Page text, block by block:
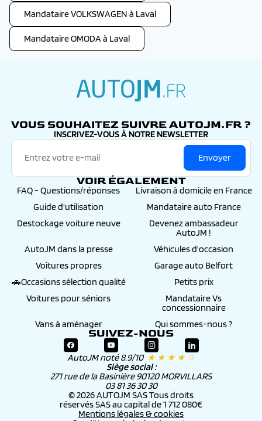
Mandataire VOLKSWAGEN à Laval
Mandataire OMODA à Laval
VOUS SOUHAITEZ SUIVRE AUTOJM.FR ?
INSCRIVEZ-VOUS À NOTRE NEWSLETTER
Envoyer
VOIR ÉGALEMENT
FAQ - Questions/réponses
Livraison à domicile en France
Guide d'utilisation
Mandataire auto France
Destockage voiture neuve
Devenez ambassadeur
AutoJM !
AutoJM dans la presse
Véhicules d'occasion
Voitures propres
Garage auto Belfort
🚗Occasions sélection qualité
Petits prix
Voitures pour séniors
Mandataire Vs
concessionnaire
Vans à aménager
Qui sommes-nous ?
SUIVEZ-NOUS
AutoJM noté 8.9/10 ★ ★ ★ ★ ☆
Siège social :
271 rue de la Basinière 90120 MORVILLARS
03 81 36 30 30
© 2026 AUTOJM SAS Tous droits
réservés SAS au capital de 1 712 080€
Mentions légales & cookies